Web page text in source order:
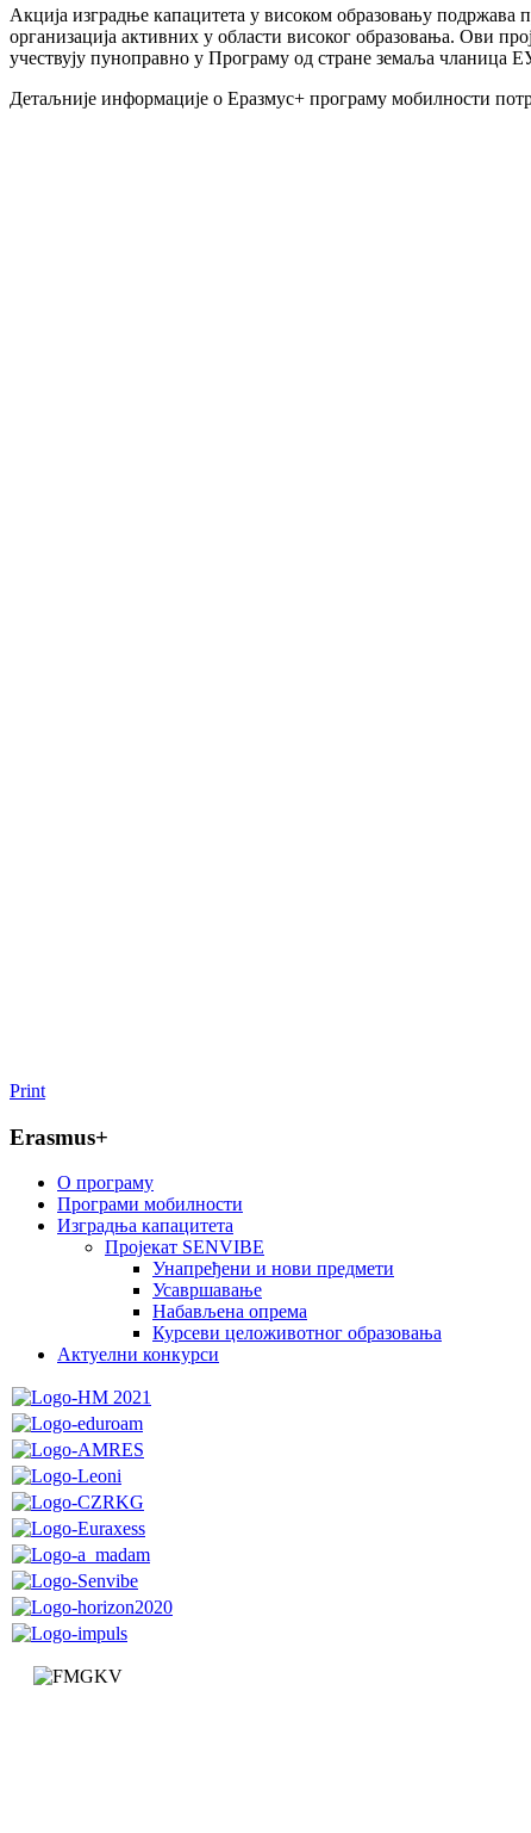
Акција изградње капацитета у високом образовању подржава
организација активних у области високог образовања. Ови
учествују пуноправно у Програму од стране земаља чланица
Детаљније информације о Еразмус+ програму мобилности
Print
Erasmus+
O програму
Програми мобилности
Изградња капацитета
Пројекат SENVIBE
Унапређени и нови предмети
Усавршавање
Набављена опрема
Курсеви целоживотног образовања
Актуелни конкурси